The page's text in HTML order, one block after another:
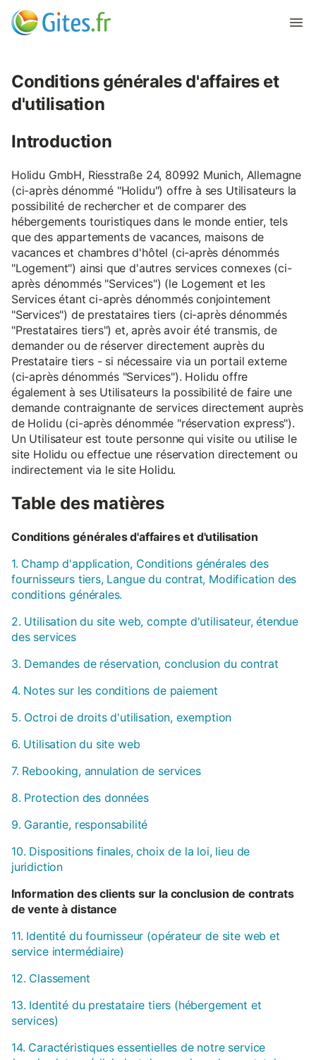
Conditions générales d'affaires et
d'utilisation
Introduction
Holidu GmbH, Riesstraße 24, 80992 Munich, Allemagne
(ci-après dénommé "Holidu") offre à ses Utilisateurs la
possibilité de rechercher et de comparer des
hébergements touristiques dans le monde entier, tels
que des appartements de vacances, maisons de
vacances et chambres d'hôtel (ci-après dénommés
"Logement") ainsi que d'autres services connexes (ci-
après dénommés "Services") (le Logement et les
Services étant ci-après dénommés conjointement
"Services") de prestataires tiers (ci-après dénommés
"Prestataires tiers") et, après avoir été transmis, de
demander ou de réserver directement auprès du
Prestataire tiers - si nécessaire via un portail externe
(ci-après dénommés "Services"). Holidu offre
également à ses Utilisateurs la possibilité de faire une
demande contraignante de services directement auprès
de Holidu (ci-après dénommée "réservation express").
Un Utilisateur est toute personne qui visite ou utilise le
site Holidu ou effectue une réservation directement ou
indirectement via le site Holidu.
Table des matières
Conditions générales d'affaires et d'utilisation
1. Champ d'application, Conditions générales des
fournisseurs tiers, Langue du contrat, Modification des
conditions générales.
2. Utilisation du site web, compte d'utilisateur, étendue
des services
3. Demandes de réservation, conclusion du contrat
4. Notes sur les conditions de paiement
5. Octroi de droits d'utilisation, exemption
6. Utilisation du site web
7. Rebooking, annulation de services
8. Protection des données
9. Garantie, responsabilité
10. Dispositions finales, choix de la loi, lieu de
juridiction
Information des clients sur la conclusion de contrats
de vente à distance
11. Identité du fournisseur (opérateur de site web et
service intermédiaire)
12. Classement
13. Identité du prestataire tiers (hébergement et
services)
14. Caractéristiques essentielles de notre service